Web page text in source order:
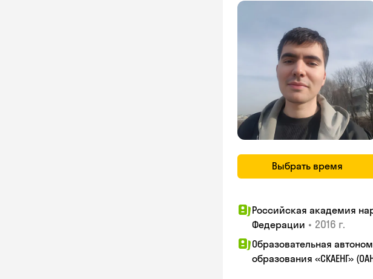
Выбрать время
Российская академия
Федерации • 2016 г.
Образовательная
образования «СКАЕНГ»